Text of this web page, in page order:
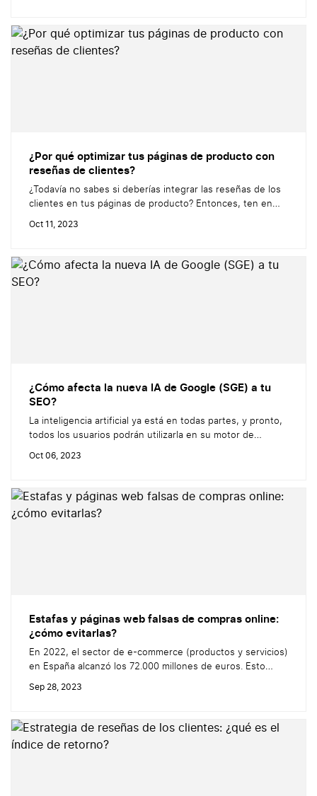
aprovechar al máximo estos momentos clave del año? En
¿Por qué optimizar tus páginas de producto con
reseñas de clientes?
¿Todavía no sabes si deberías integrar las reseñas de los
clientes en tus páginas de producto? Entonces, ten en
del 42% de los pedidos gracias a las reseñas...
Oct 11, 2023
¿Cómo afecta la nueva IA de Google (SGE) a tu
SEO?
La inteligencia artificial ya está en todas partes, y pronto,
todos los usuarios podrán utilizarla en su motor de
mira. Se trata de SGE. La nueva prestación, que...
Oct 06, 2023
Estafas y páginas web falsas de compras online:
¿cómo evitarlas?
En 2022, el sector de e-commerce (productos y servicios)
en España alcanzó los 72.000 millones de euros. Esto
inconveniente? Cuanto más crecen las compras online,...
Sep 28, 2023